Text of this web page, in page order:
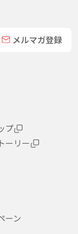
メルマガ登録
プ
ーリー
ーン